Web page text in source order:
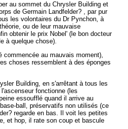
au sommet du Chrysler Building et
de Germain Landfelder? , par pur
les volontaires du Dr Pynchon, à
ou de leur mauvaise
obtenir le prix Nobel' (le bon docteur
à quelque chose).
au mauvais moment),
choses ressemblent à des éponges
Building, en s'arrêtant à tous les
fonctionne (les
essoufflé quand il arrive au
ball, préservatifs non utilisés (ce
regarde en bas. Il voit les petites
et hop, il rate son coup et bascule